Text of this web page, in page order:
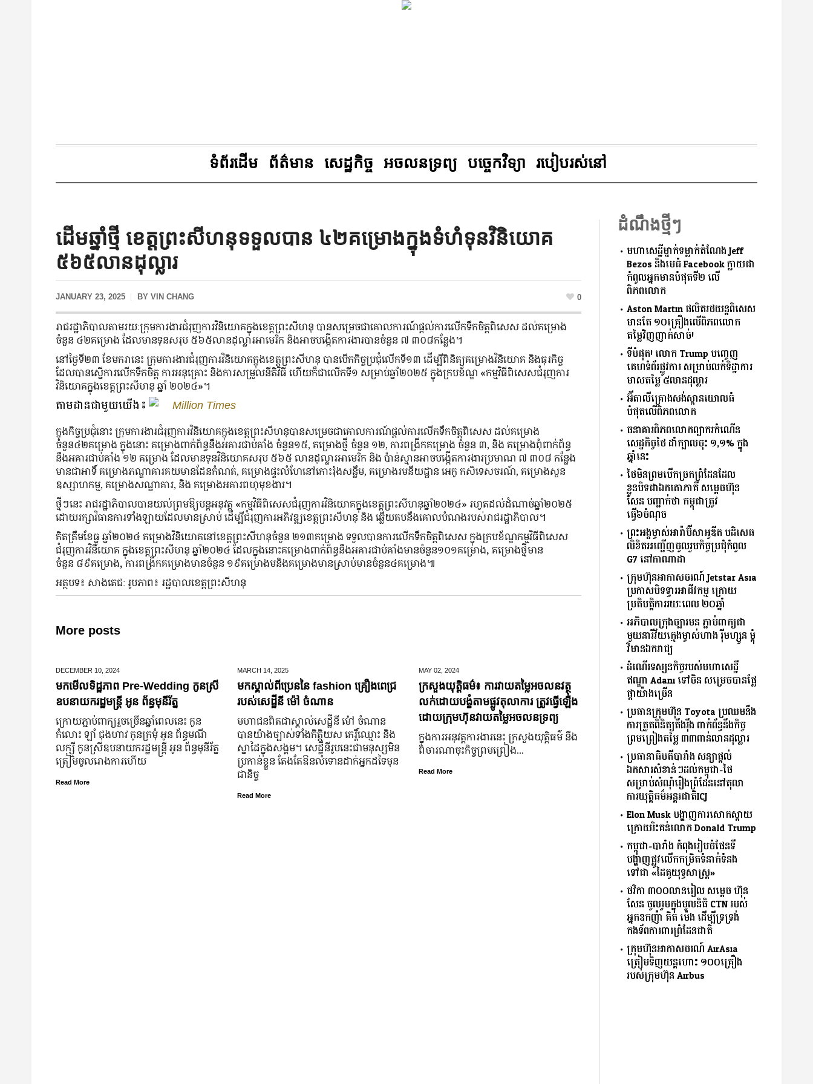
ទំព័រដើម ព័ត៌មាន សេដ្ឋកិច្ច អចលនទ្រព្យ បច្ចេកវិទ្យា របៀបរស់នៅ
ដើមឆ្នាំថ្មី ខេត្តព្រះសីហនុទទួលបាន ៤២គម្រោងក្នុងទំហំទុនវិនិយោគ
៥៦៥លានដុល្លារ
JANUARY 23, 2025 BY VIN CHANG 0
រាជរដ្ឋាភិបាលតាមរយៈក្រុមការងារជំរុញការវិនិយោគក្នុងខេត្តព្រះសីហនុ បានសម្រេចជាគោលការណ៍ផ្តល់ការលើកទឹកចិត្តពិសេស ដល់គម្រោង
ចំនួន ៤២គម្រោង ដែលមានទុនសរុប ៥៦៥លានដុល្លារអាមេរិក និងអាចបង្កើតការងារបានចំនួន ៧ ៣០៨កន្លែង។
នៅថ្ងៃទី២៣ ខែមករានេះ ក្រុមការងារជំរុញការវិនិយោគក្នុងខេត្តព្រះសីហនុ បានបើកកិច្ចប្រជុំលើកទី១៣ ដើម្បីពិនិត្យគម្រោងវិនិយោគ និងធុរកិច្ច
ដែលបានស្នើការលើកទឹកចិត្ត ការអនុគ្រោះ និងការសម្រួលនីតិវិធី ហើយក៏ជាលើកទី១ សម្រាប់ឆ្នាំ២០២៥ ក្នុងក្របខ័ណ្ឌ «កម្មវិធីពិសេសជំរុញការ
វិនិយោគក្នុងខេត្តព្រះសីហនុ ឆ្នាំ ២០២៤»។
តាមដានជាមួយយើង៖ Million Times
ក្នុងកិច្ចប្រជុំនោះ ក្រុមការងារជំរុញការវិនិយោគក្នុងខេត្តព្រះសីហនុបានសម្រេចជាគោលការណ៍ផ្តល់ការលើកទឹកចិត្តពិសេស ដល់គម្រោង
ចំនួន៤២គម្រោង ក្នុងនោះ គម្រោងពាក់ព័ន្ធនឹងអគារជាប់គាំង ចំនួន១៥, គម្រោងថ្មី ចំនួន ១២, ការពង្រីកគម្រោង ចំនួន ៣, និង គម្រោងពុំពាក់ព័ន្ធ
នឹងអគារជាប់គាំង ១២ គម្រោង ដែលមានទុនវិនិយោគសរុប ៥៦៥ លានដុល្លារអាមេរិក និង ប៉ាន់ស្មានអាចបង្កើតការងារប្រមាណ ៧ ៣០៨ កន្លែង
មានជាអាទិ៍ គម្រោងភណ្ឌាគារគយមានដែនកំណត់, គម្រោងផ្ទះលំហែនៅកោះរ៉ុងសន្លឹម, គម្រោងរមនីយដ្ឋាន អេកូ កសិទេសចរណ៍, គម្រោងសួន
ឧស្សាហកម្ម, គម្រោងសណ្ឋាគារ, និង គម្រោងអគារពហុមុខងារ។
ថ្មីៗនេះ រាជរដ្ឋាភិបាលបានយល់ព្រមឱ្យបន្តអនុវត្ត «កម្មវិធីពិសេសជំរុញការវិនិយោគក្នុងខេត្តព្រះសីហនុឆ្នាំ២០២៤» រហូតដល់ដំណាច់ឆ្នាំ២០២៥
ដោយរក្សាវិធានការទាំងឡាយដែលមានស្រាប់ ដើម្បីជំរុញការអភិវឌ្ឍខេត្តព្រះសីហនុ និង ឆ្លើយតបនឹងគោលបំណងរបស់រាជរដ្ឋាភិបាល។
គិតត្រឹមខែធ្នូ ឆ្នាំ២០២៤ គម្រោងវិនិយោគនៅខេត្តព្រះសីហនុចំនួន ២១៣គម្រោង ទទួលបានការលើកទឹកចិត្តពិសេសក្នុងក្របខ័ណ្ឌកម្មវិធីពិសេស
ជំរុញការវិនិយោគក្នុងខេត្តព្រះសីហនុ ឆ្នាំ២០២៤ ដែលក្នុងនោះគម្រោងពាក់ព័ន្ធនឹងអគារជាប់គាំងមានចំនួន១០១គម្រោង, គម្រោងថ្មីមាន
ចំនួន ៨៩គម្រោង,ការពង្រីកគម្រោងមានចំនួន ១៩គម្រោងមនិងគម្រោងមានស្រាប់មានចំនួន៤គម្រោង៕
អត្ថបទ៖ សាងតេជៈ រូបភាព៖ រដ្ឋបាលខេត្តព្រះសីហនុ
More posts
DECEMBER 10, 2024
មកមើលទិដ្ឋភាព Pre-Wedding កូនស្រី
ឧបនាយករដ្ឋមន្រ្តី អូន ព័ន្ធមុនីរ័ត្ន
ក្រោយ​ភ្ជាប់​ពាក្យ​រួច​ច្រើន​ឆ្នាំ​ពេលនេះ កូន
កំលោះ ឡាំ ជុងហាវ កូនក្រមុំ អូន ព័ន្ធមណី
លក្ស្មី កូនស្រី​ឧបនាយករដ្ឋមន្ត្រី អូន ព័ន្ធមុនីរ័ត្ន
ត្រៀម​ចូល​រោងការ​ហើយ
Read More
MARCH 14, 2025
មកស្គាល់ពីប្រេននៃ​ fashion គ្រឿងពេជ្រ
របស់សេដ្ឋីនី ម៉ៅ ចំណាន
មហាជន​ពិតជា​ស្គាល់​សេដ្ឋី​នី ម៉ៅ ចំណាន
បាន​យ៉ាង​ច្បាស់​ទាំង​កិត្តិយស កេរ្តិ៍ឈ្មោះ និង​
ស្នាដៃ​ក្នុង​សង្គម។ សេដ្ឋី​នី​រូប​នេះ​ជា​មនុស្ស​មិន​
ប្រកាន់​ខ្លួន តែងតែ​ឱនលំទោន​ដាក់​អ្នក​ដទៃ​មុន​
ជានិច្ច
Read More
MAY 02, 2024
ក្រសួងយុត្តិធម៌៖ ការវាយតម្លៃអចលនវត្ថុ
លក់ដោយបង្ខំតាមផ្លូវតុលាការ ត្រូវធ្វើឡើង
ដោយក្រុមហ៊ុនវាយតម្លៃអចលនទ្រព្យ
ក្នុងការអនុវត្តការងារនេះ ក្រសួងយុត្តិធម៌ នឹង
ពិចារណាចុះកិច្ចព្រមព្រៀង...
Read More
ដំណឹងថ្មីៗ
មហាសេដ្ឋីម្នាក់ទម្លាក់តំណែង Jeff
Bezos និងមេធំ Facebook ក្លាយជា
កំពូលអ្នកមានបំផុតទី២ លើ
ពិភពលោក
Aston Martin ផលិតរថយន្តពិសេស
មានតែ ១០គ្រឿងលើពិភពលោក
តម្លៃវិញញាក់សាច់!
ទីបំផុត! លោក Trump បញ្ចេញ
គេហទំព័រផ្លូវការ សម្រាប់លក់ទិដ្ឋាការ
មាសតម្លៃ ៥លានដុល្លារ
អ៊ីតាលីគ្រោងសង់ស្ពានយោលធំ
បំផុតលើពិភពលោក
ធនាគារពិភពលោកព្យាករកំណើន
សេដ្ឋកិច្ចថៃ ដាំក្បាលចុះ ១,១% ក្នុង
ឆ្នាំនេះ
ថៃមិនព្រមបើកច្រកព្រំដែនដែល
ខ្លួនបិទជាឯកតោភាគី សម្តេចហ៊ុន
សែន បញ្ជាក់ថា កម្ពុជាត្រូវ
ធ្វើ៦ចំណុច
ព្រះអង្គម្ចាស់អារ៉ាប៊ីសាអូឌីត បដិសេធ
លិខិតអញ្ជើញចូលរួមកិច្ចប្រជុំកំពូល
G7 នៅកាណាដា
ក្រុមហ៊ុនអាកាសចរណ៍ Jetstar Asia
ប្រកាសបិទទ្វារអាជីវកម្ម ក្រោយ
ប្រតិបត្តិការរយៈពេល ២០ឆ្នាំ
អភិបាលក្រុងច្បារមន ភ្ជាប់ពាក្យជា
មួយនារីវ័យក្មេងម្ចាស់ហាង រ៉ីមហ្សូន ម្តុំ
វិមានឯករាជ្យ
ដំណើរទស្សនកិច្ចរបស់មហាសេដ្ឋី
ឥណ្ឌា Adani ទៅចិន សម្រេចបានផ្លែ
ផ្កាយ៉ាងច្រើន
ប្រធានក្រុមហ៊ុន Toyota ប្រឈមនឹង
ការត្រួតពិនិត្យតឹងរ៉ឹង ពាក់ព័ន្ធនឹងកិច្ច
ព្រមព្រៀងតម្លៃ ៣៣ពាន់លានដុល្លារ
ប្រធានាធិបតីបារាំង សន្យាផ្ដល់
ឯកសារសំខាន់ៗដល់កម្ពុជា-ថៃ
សម្រាប់សំណុំរឿងព្រំដែននៅតុលា
ការយុតិ្តធម៌អន្តរជាតិICJ
Elon Musk បង្ហាញការសោកស្ដាយ
ក្រោយរិះគន់លោក Donald Trump
កម្ពុជា-បារាំង កំពុងរៀបចំផែនទី
បង្ហាញផ្លូវលើកកម្រិតទំនាក់ទំនង
ទៅជា «ដៃគូយុទ្ធសាស្ត្រ»
ថវិកា ៣០០លានរៀល សម្តេច ហ៊ុន
សែន ចូលរួមក្នុងមូលនិធិ CTN របស់
អ្នកឧកញ៉ា គិត ម៉េង ដើម្បីទ្រទ្រង់
កងទ័ពការពារព្រំដែនជាតិ
ក្រុមហ៊ុនអាកាសចរណ៍ AirAsia
ត្រៀមទិញយន្តហោះ ១០០គ្រឿង
របស់ក្រុមហ៊ុន Airbus